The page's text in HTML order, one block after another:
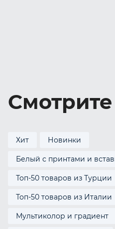
Хит Новинки
Белый с принтами и
Топ-50 товаров из Турции
Топ-50 товаров из Италии
Мультиколор и градиент